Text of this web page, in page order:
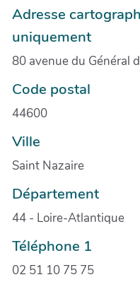
Adresse
uniquement
80 avenue du Général
Code postal
44600
Ville
Saint Nazaire
Département
44 - Loire-Atlantique
Téléphone 1
02 51 10 75 75